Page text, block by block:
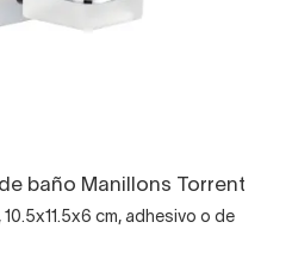
baño Manillons Torrent
cm, adhesivo o de